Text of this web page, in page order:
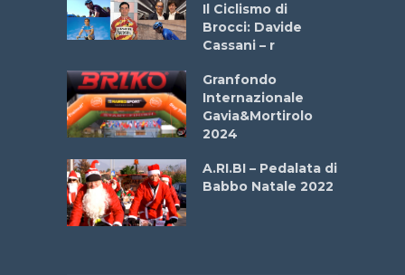
Il Ciclismo di
Brocci: Davide
Cassani – r
Granfondo
Internazionale
Gavia&Mortirolo
2024
A.RI.BI – Pedalata di
Babbo Natale 2022